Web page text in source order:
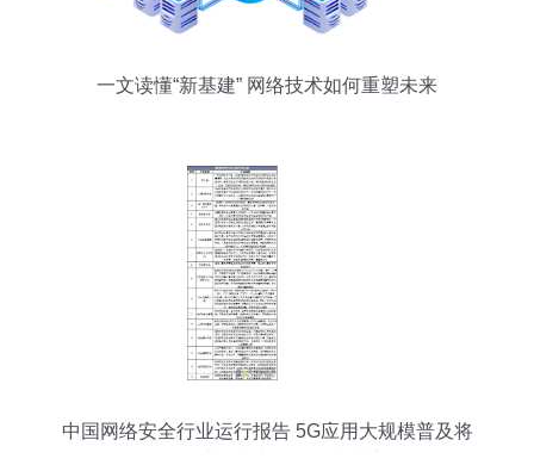
一文读懂“新基建” 网络技术如何重塑未来
中国网络安全行业运行报告 5G应用大规模普及将